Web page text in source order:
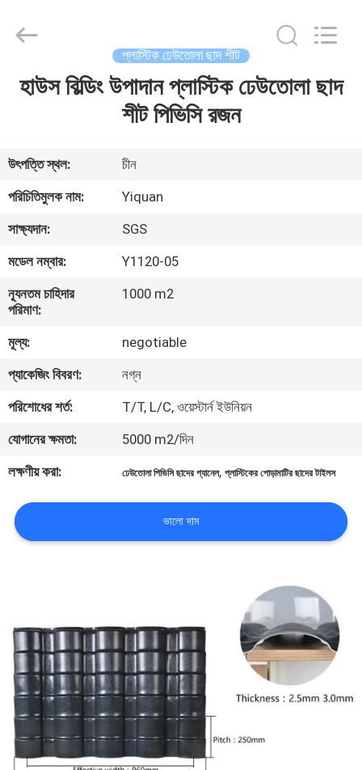
বাড়ি
আমাদের
সম্পর্কে
কারখানা
ভ্রমণ
মান
নিয়ন্ত্রণ
যোগাযোগ
করুন
BLOG
আবেদন
VR
সাইট
ম্যাপ
Building
Material
Reserved.
প্লাস্টিক ঢেউতোলা ছাদ শীট
হাউস বিল্ডিং উপাদান প্লাস্টিক ঢেউতোলা ছাদ
শীট পিভিসি রজন
উৎপত্তি স্থল:
চীন
পরিচিতিমুলক নাম:
Yiquan
সাক্ষ্যদান:
SGS
মডেল নম্বার:
Y1120-05
ন্যূনতম চাহিদার
পরিমাণ:
1000 m2
মূল্য:
negotiable
প্যাকেজিং বিবরণ:
নগ্ন
পরিশোধের শর্ত:
T/T, L/C, ওয়েস্টার্ন ইউনিয়ন
যোগানের ক্ষমতা:
5000 m2/দিন
লক্ষণীয় করা:
ঢেউতোলা পিভিসি ছাদের প্যানেল,প্লাস্টিকের পোড়ামাটির ছাদের টাইলস
ভালো দাম